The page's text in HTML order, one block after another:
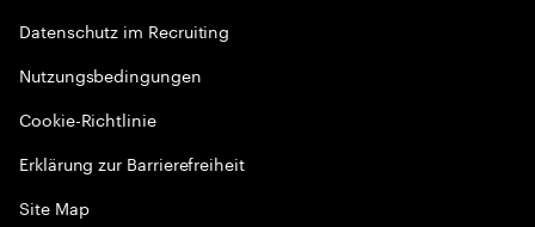
Datenschutz im Recruiting
Nutzungsbedingungen
Cookie-Richtlinie
Erklärung zur Barrierefreiheit
Site Map